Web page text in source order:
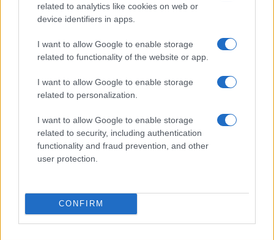
related to analytics like cookies on web or
device identifiers in apps.
I want to allow Google to enable storage
related to functionality of the website or app.
I want to allow Google to enable storage
related to personalization.
I want to allow Google to enable storage
related to security, including authentication
functionality and fraud prevention, and other
user protection.
CONFIRM
Sanità sarda e transizione verde: tra case della
comunità, industria farmaceutica e tensioni politiche
ESG NEWS